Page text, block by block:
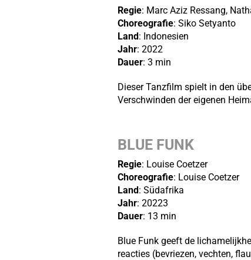
Regie: Marc Aziz Ressang,
Choreografie: Siko Setyanto
Land: Indonesien
Jahr: 2022
Dauer: 3 min
Dieser Tanzfilm spielt in den
Verschwinden der eigenen
BLUE FUNK
Regie: Louise Coetzer
Choreografie: Louise Coetzer
Land: Südafrika
Jahr: 20223
Dauer: 13 min
Blue Funk geeft de
reacties (bevriezen, vechten,